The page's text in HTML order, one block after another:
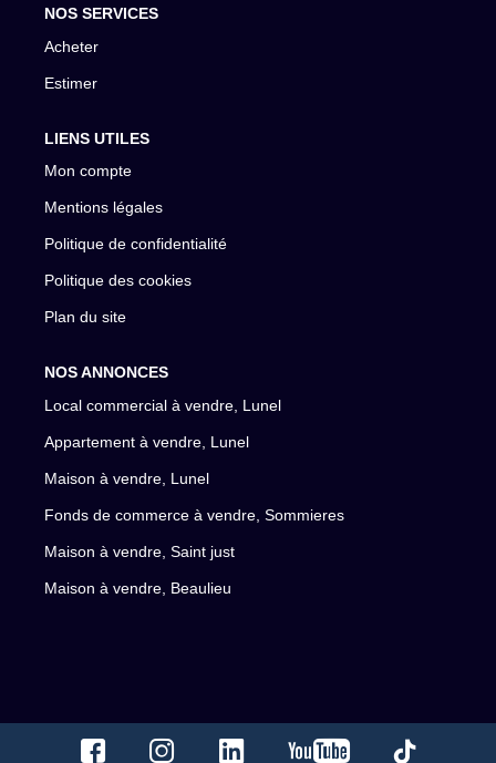
NOS SERVICES
Acheter
Estimer
LIENS UTILES
Mon compte
Mentions légales
Politique de confidentialité
Politique des cookies
Plan du site
NOS ANNONCES
Local commercial à vendre, Lunel
Appartement à vendre, Lunel
Maison à vendre, Lunel
Fonds de commerce à vendre, Sommieres
Maison à vendre, Saint just
Maison à vendre, Beaulieu